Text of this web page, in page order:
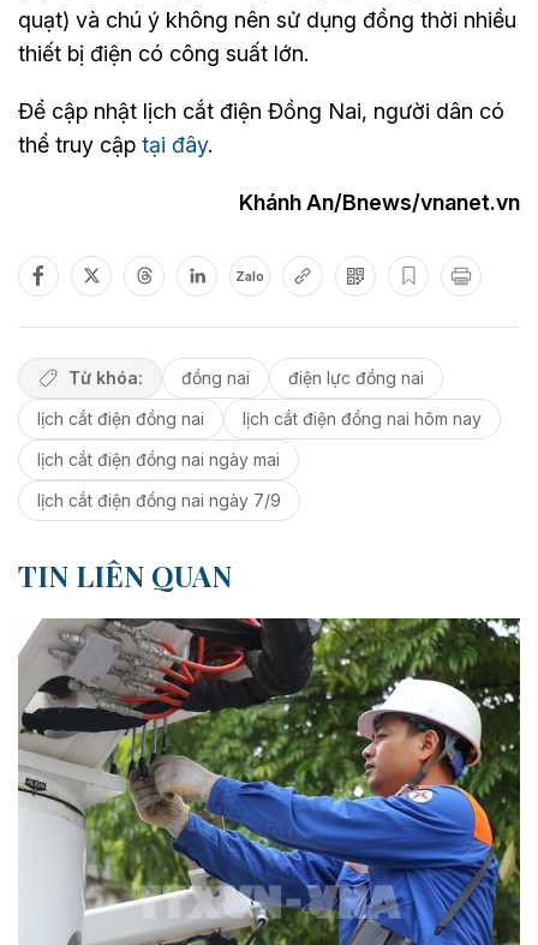
quạt) và chú ý không nên sử dụng đồng thời nhiều
thiết bị điện có công suất lớn.
Để cập nhật lịch cắt điện Đồng Nai, người dân có
thể truy cập tại đây.
Khánh An/Bnews/vnanet.vn
Zalo
Từ khóa: đồng nai
điện lực đồng nai
lịch cắt điện đồng nai
lịch cắt điện đồng nai hôm nay
lịch cắt điện đồng nai ngày mai
lịch cắt điện đồng nai ngày 7/9
TIN LIÊN QUAN